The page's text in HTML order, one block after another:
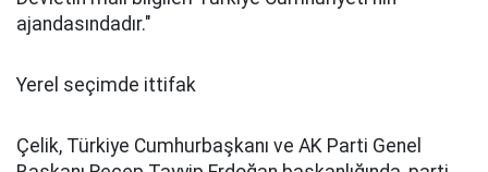
ajandasındadır."
Yerel seçimde ittifak
Çelik, Türkiye Cumhurbaşkanı ve AK Parti Genel